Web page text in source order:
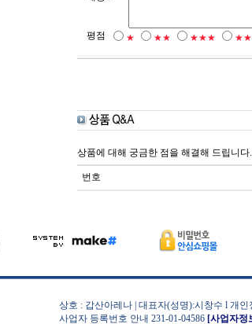
평점 ★ ★★ ★★★
상품에 대해 궁금한 점을 해결해 드립니다.
번호
상호 : 갑산아레나 | 대표자(성명):시창수 l 개
사업자 등록번호 안내 231-01-04586 [사업자정